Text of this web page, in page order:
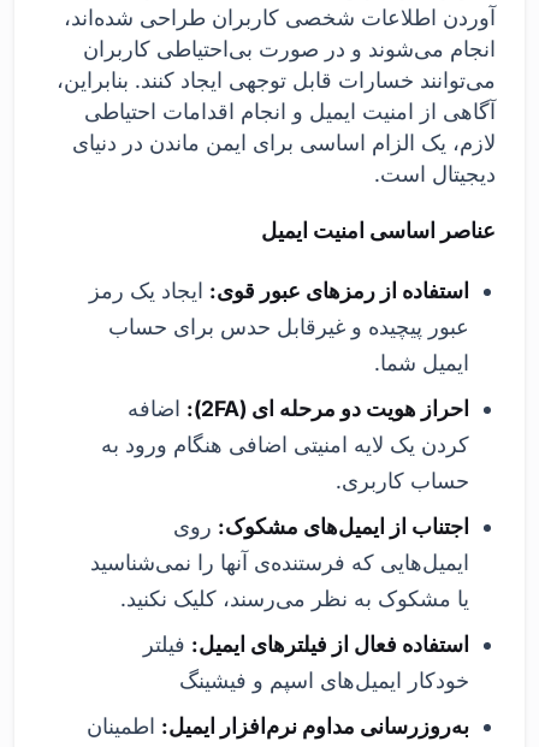
آوردن اطلاعات شخصی کاربران طراحی شده‌اند،
انجام می‌شوند و در صورت بی‌احتیاطی کاربران
می‌توانند خسارات قابل توجهی ایجاد کنند. بنابراین،
آگاهی از امنیت ایمیل و انجام اقدامات احتیاطی
لازم، یک الزام اساسی برای ایمن ماندن در دنیای
دیجیتال است.
عناصر اساسی امنیت ایمیل
استفاده از رمزهای عبور قوی: ایجاد یک رمز
عبور پیچیده و غیرقابل حدس برای حساب
ایمیل شما.
احراز هویت دو مرحله ای (2FA):
اضافه
کردن یک لایه امنیتی اضافی هنگام ورود به
حساب کاربری.
اجتناب از ایمیل‌های مشکوک: روی
ایمیل‌هایی که فرستنده‌ی آنها را نمی‌شناسید
یا مشکوک به نظر می‌رسند، کلیک نکنید.
استفاده فعال از فیلترهای ایمیل: فیلتر
خودکار ایمیل‌های اسپم و فیشینگ
به‌روزرسانی مداوم نرم‌افزار ایمیل: اطمینان